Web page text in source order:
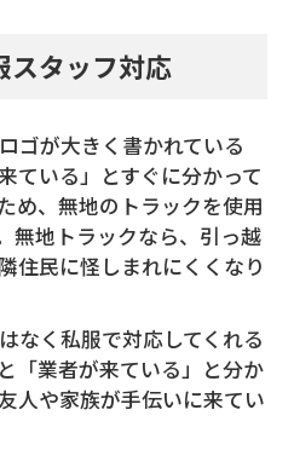
スタッフ対応
ゴが大きく書かれている
ている」とすぐに分かって
め、無地のトラックを使用
無地トラックなら、引っ越
住民に怪しまれにくくなり
なく私服で対応してくれる
「業者が来ている」と分か
人や家族が手伝いに来てい